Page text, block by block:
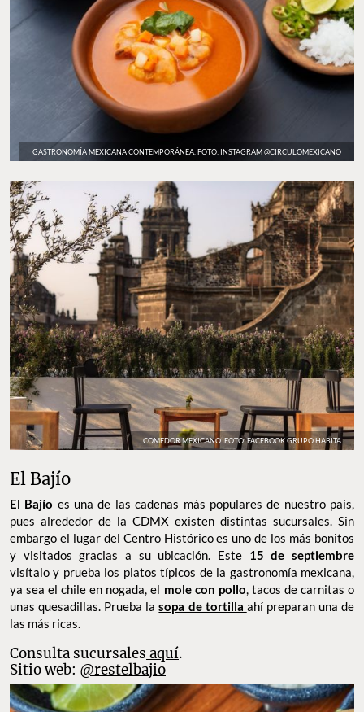
GASTRONOMÍA MEXICANA CONTEMPORÁNEA. FOTO: INSTAGRAM @CIRCULOMEXICANO
COMEDOR MEXICANO. FOTO: FACEBOOK GRUPO HABITA
El Bajío
El Bajío es una de las cadenas más populares de nuestro país,
pues alrededor de la CDMX existen distintas sucursales. Sin
embargo el lugar del Centro Histórico es uno de los más bonitos
y visitados gracias a su ubicación. Este 15 de septiembre
visítalo y prueba los platos típicos de la gastronomía mexicana,
ya sea el chile en nogada, el mole con pollo , tacos de carnitas o
unas quesadillas. Prueba lasopa de tortilla ahí preparan una de
las más ricas.
Consulta sucursales aquí.
Sitio web: @restelbajio